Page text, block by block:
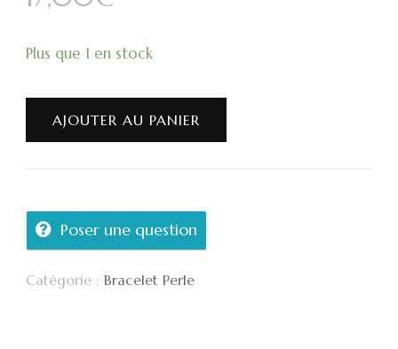
Plus que 1 en stock
AJOUTER AU PANIER
Poser une question
Catégorie : Bracelet Perle